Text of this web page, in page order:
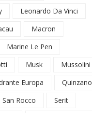
Leonardo Da Vinci
Macron
Marine Le Pen
Musk
Mussolini
Europa
Quinzano
San Rocco
Serit